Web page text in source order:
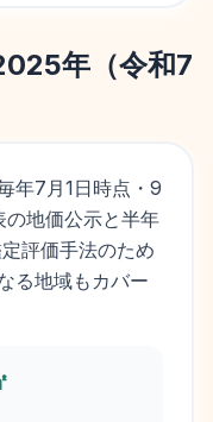
年（令和7
毎年7月1日時点・9
の地価公示と半年
評価手法のため
る地域もカバー